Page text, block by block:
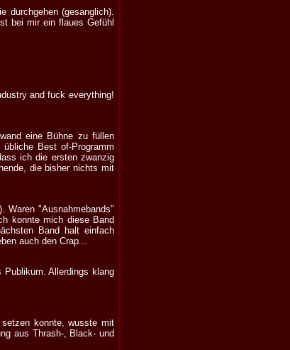
(gesanglich).
bei mir ein flaues Gefühl
and fuck everything!
eine Bühne zu füllen
Best of-Programm
ich die ersten zwanzig
die bisher nichts mit
Waren "Ausnahmebands"
konnte mich diese Band
Band halt einfach
auch den Crap...
Allerdings klang
konnte, wusste mit
aus Thrash-, Black- und